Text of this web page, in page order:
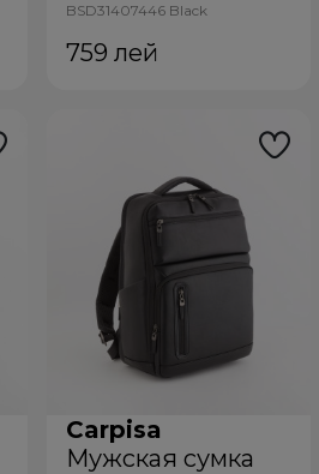
BSD31407446 Black
759лей
Carpisa
Мужская сумка